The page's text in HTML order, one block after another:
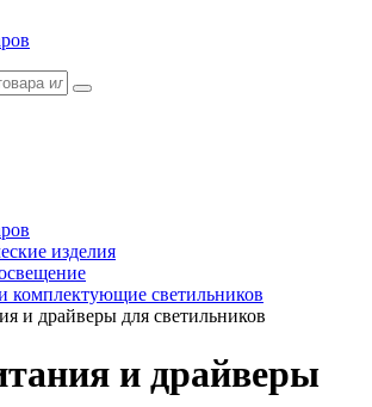
изделия
комплектующие светильников
и драйверы для светильников
и драйверы